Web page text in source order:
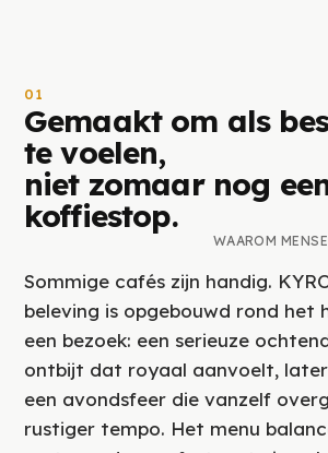
01
Gemaakt om als
te voelen,
niet zomaar nog
koffiestop.
WAAROM
Sommige cafés zijn handig.
beleving is opgebouwd rond het
een bezoek: een serieuze
ontbijt dat royaal aanvoelt,
een avondsfeer die vanzelf
rustiger tempo. Het menu